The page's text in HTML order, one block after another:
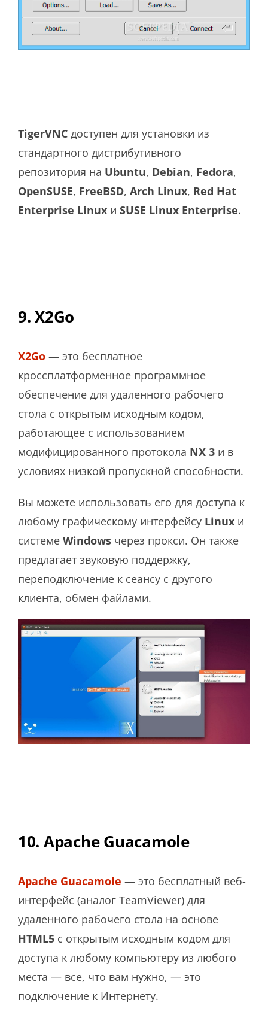
TigerVNC доступен для установки из
стандартного дистрибутивного
репозитория на Ubuntu, Debian, Fedora,
OpenSUSE, FreeBSD, Arch Linux, Red Hat
Enterprise Linux и SUSE Linux Enterprise.
9. X2Go
X2Go — это бесплатное
кроссплатформенное программное
обеспечение для удаленного рабочего
стола с открытым исходным кодом,
работающее с использованием
модифицированного протокола NX 3 и в
условиях низкой пропускной способности.
Вы можете использовать его для доступа к
любому графическому интерфейсу Linux и
системе Windows через прокси. Он также
предлагает звуковую поддержку,
переподключение к сеансу с другого
клиента, обмен файлами.
10. Apache Guacamole
Apache Guacamole — это бесплатный веб-
интерфейс (аналог TeamViewer) для
удаленного рабочего стола на основе
HTML5 с открытым исходным кодом для
доступа к любому компьютеру из любого
места — все, что вам нужно, — это
подключение к Интернету.